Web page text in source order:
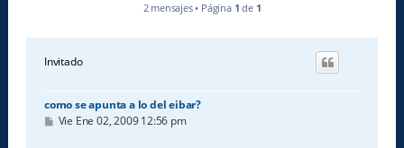
2 mensajes • Página 1 de 1
Invitado
como se apunta a lo del eibar?
M
Vie Ene 02, 2009 12:56 pm